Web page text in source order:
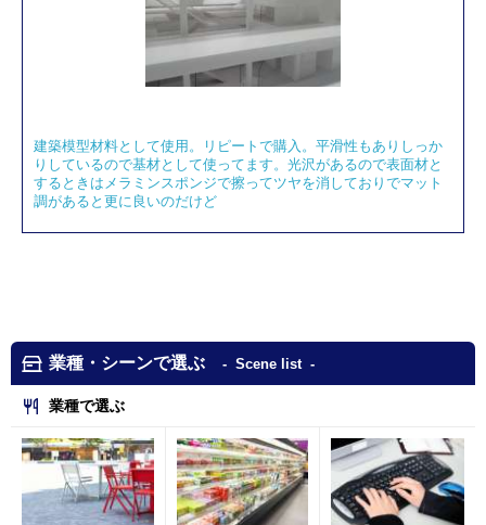
建築模型材料として使用。リピートで購入。平滑性もありしっか
りしているので基材として使ってます。光沢があるので表面材と
するときはメラミンスポンジで擦ってツヤを消しておりでマット
調があると更に良いのだけど
業種・シーンで選ぶ Scene list
業種で選ぶ